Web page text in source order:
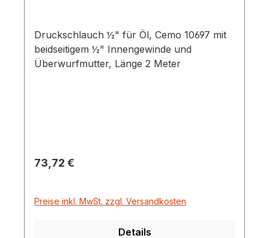
Druckschlauch ½" für Öl, Cemo 10697 mit
beidseitigem ½" Innengewinde und
Überwurfmutter, Länge 2 Meter
Regulärer Preis:
73,72 €
Preise inkl. MwSt. zzgl. Versandkosten
Details